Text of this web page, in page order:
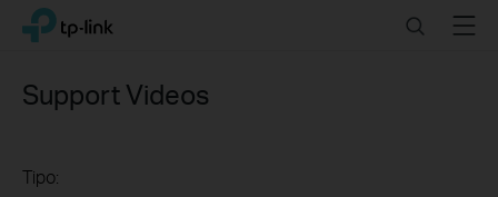
Click
navigation
TP-Link, Reliably Smart SearchMenu
Support Videos
Tipo: